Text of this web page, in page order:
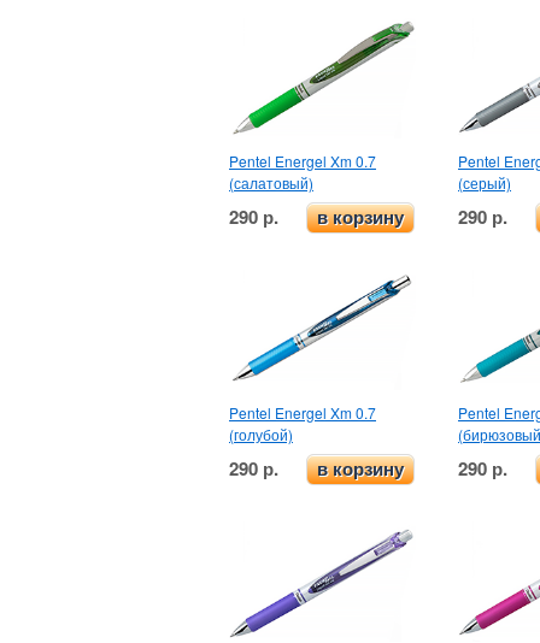
Pentel Energel Xm 0.7
(салатовый)
290 р. в корзину
Pentel
(серый)
290 р.
Pentel Energel Xm 0.7
(голубой)
290 р. в корзину
Pentel
290 р.